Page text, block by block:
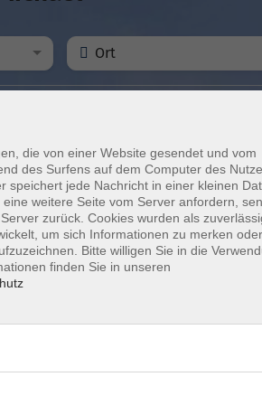
Ort
gemeinsamer Orte
Do.
Richard Wagner
Di.
Di.
die von einer Website gesendet und vom
des Surfens auf dem Computer des
speichert jede Nachricht in einer kleinen
weitere Seite vom Server anfordern,
zurück. Cookies wurden als
um sich Informationen zu merken
Bitte willigen Sie in die
finden Sie in unseren